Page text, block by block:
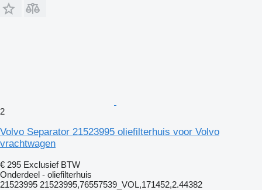
2
Volvo Separator 21523995 oliefilterhuis voor Volvo
vrachtwagen
€ 295 Exclusief BTW
Onderdeel - oliefilterhuis
21523995 21523995,76557539_VOL,171452,2.44382